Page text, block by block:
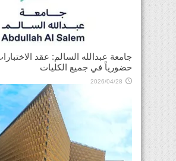
جامعة عبدالله السالم: عقد
حضورياً في جميع الكليات
2026/04/28